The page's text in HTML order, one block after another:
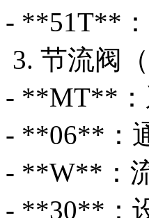
- **51T**
3. 节流阀
- **MT**：
- **06**：
- **W**：
- **30**：